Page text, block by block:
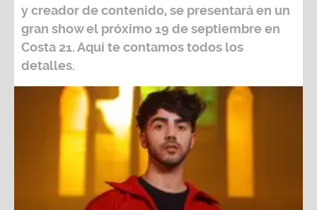
y creador de contenido, se presentará en un
gran show el próximo 19 de septiembreen
Costa 21. Aquí te contamos todos los
detalles.